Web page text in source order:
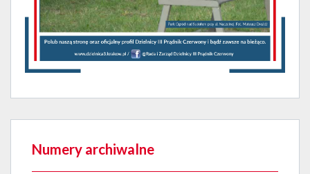
Numery archiwalne